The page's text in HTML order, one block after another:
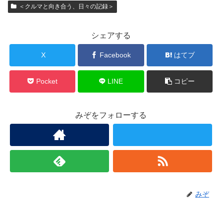
＜クルマと向き合う、日々の記録＞
シェアする
X Facebook はてブ
Pocket LINE コピー
みぞをフォローする
みぞ